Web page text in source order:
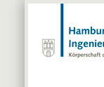
Direkt zum Inhalt